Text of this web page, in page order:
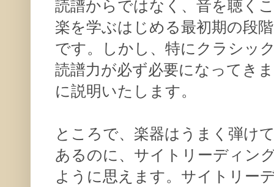
読譜からではなく、音を聴く
楽を学ぶはじめる最初期の段
です。しかし、特にクラシッ
読譜力が必ず必要になってき
に説明いたします。
ところで、楽器はうまく弾け
あるのに、サイトリーディン
ように思えます。サイトリー